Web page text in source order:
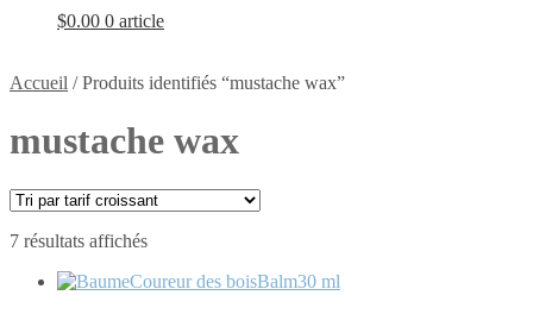
$0.00 0 article
Accueil /Produits identifiés “mustache wax”
mustache wax
7 résultats affichésTrié
prix